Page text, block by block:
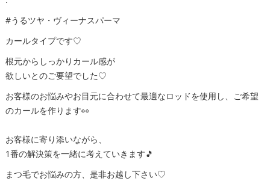
#うるツヤ・ヴィーナスパーマ
カールタイプです♡
根元からしっかりカール感が
欲しいとのご要望でした♡
お客様のお悩みやお目元に合わせて最適なロッドを使用し、ご希望
のカールを作ります👀
お客様に寄り添いながら、
1番の解決策を一緒に考えていきます🎵
まつ毛でお悩みの方、是非お越し下さい♡